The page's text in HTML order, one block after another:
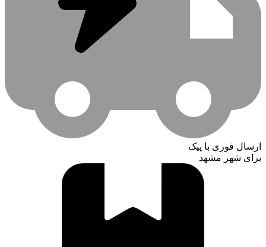
ارسال فوری با پیک
برای شهر مشهد